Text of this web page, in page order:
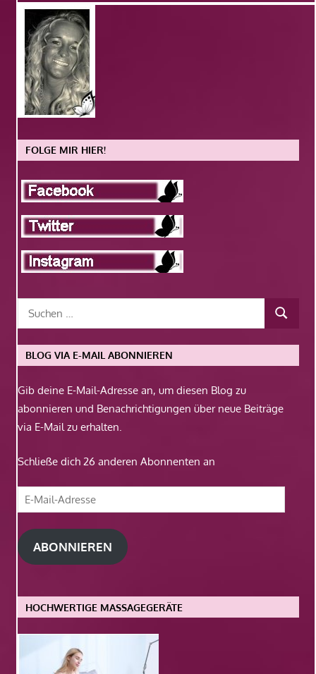
FOLGE MIR HIER!
BLOG VIA E-MAIL ABONNIEREN
Gib deine E-Mail-Adresse an, um diesen Blog zu
abonnieren und Benachrichtigungen über neue Beiträge
via E-Mail zu erhalten.
Schließe dich 26 anderen Abonnenten an
E-
Mail-
Adresse
ABONNIEREN
HOCHWERTIGE MASSAGEGERÄTE